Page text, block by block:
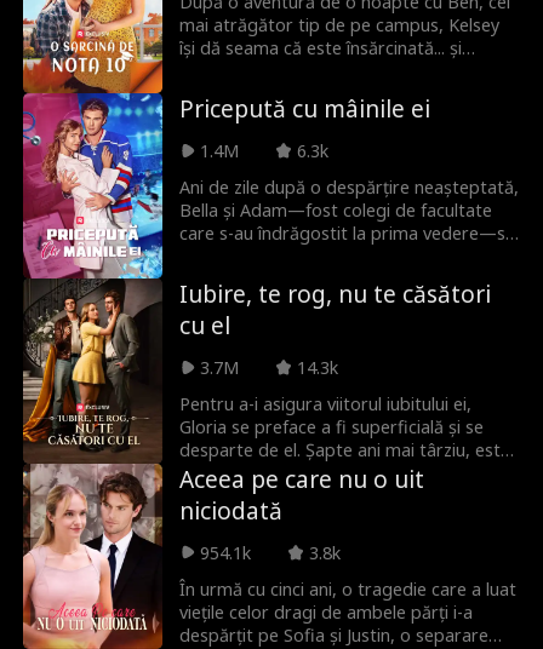
mai atrăgător tip de pe campus, Kelsey
își dă seama că este însărcinată... și
Ben alături sau va continua să fie un băiat
de fraternitate cochet pentru totdeauna?
Pricepută cu mâinile ei
1.4M
6.3k
Ani de zile după o despărțire neașteptată,
Bella și Adam—fost colegi de facultate
care s-au îndrăgostit la prima vedere—se
de succes, Bella este uimită când Adam,
prima ei iubire și acum un superstar
renumit în NHL, apare în cabinetul ei,
sentimente reapar, o întorsătură a sorții îi
leagă într-o relație contractuală, oferindu-
le iubirii lor neterminate o a doua șansă.
Cu fiecare zi care trece, scânteia dintre
Bella și Adam devine mai puternică, dar
amândoi trebuie să decidă dacă această
a doua șansă va permite iubirii lor demult
durabilă.
Iubire, te rog, nu te căsători
cu el
3.7M
14.3k
Pentru a-i asigura viitorul iubitului ei,
Gloria se preface a fi superficială și se
desparte de el. Șapte ani mai târziu, este
forțată într-o căsătorie aranjată, doar
pentru a descoperi că unchiul logodnicului
ei este fostul ei iubit, acum de succes. Pe
măsură ce vechile sentimente reapar și
neînțelegerile se clarifică, cei doi sunt
atrași din nou împreună pentru o a doua
șansă la dragoste.
Aceea pe care nu o uit
niciodată
954.1k
3.8k
În urmă cu cinci ani, o tragedie care a luat
viețile celor dragi de ambele părți i-a
despărțit pe Sofia și Justin, o separare